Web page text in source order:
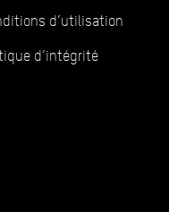
d’utilisation
d’intégrité